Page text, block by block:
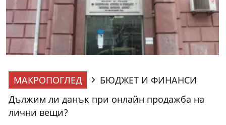
МАКРОПОГЛЕД
БЮДЖЕТ И ФИНАНСИ
Дължим ли данък при онлайн продажба на
лични вещи?